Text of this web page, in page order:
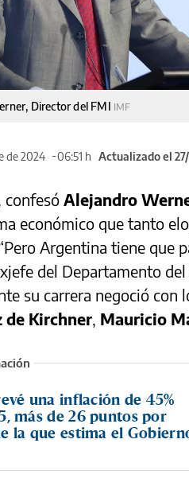
Director del FMI IMF
de 2024 06:51 h Actualizado el
confesó Alejandro
económico que tanto
Argentina tiene que
del Departamento
su carrera negoció con
de Kirchner, Mauricio
una inflación de 45%
más de 26 puntos por
la que estima el